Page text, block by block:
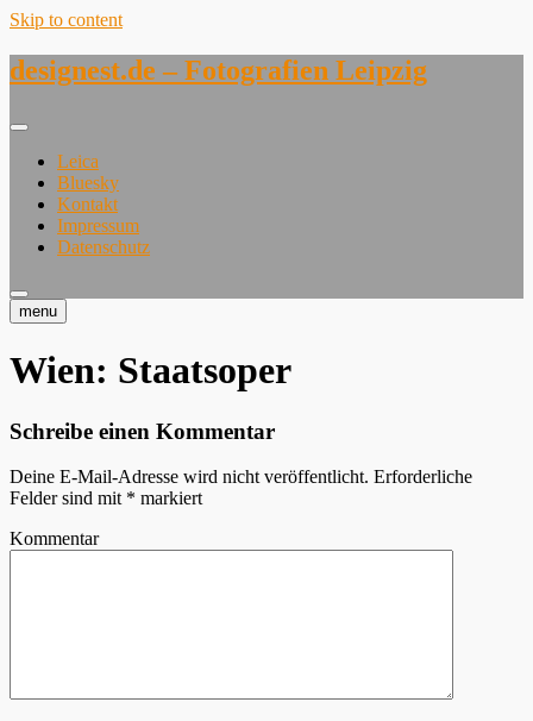
Skip to content
designest.de – Fotografien Leipzig
Leica
Bluesky
Kontakt
Impressum
Datenschutz
menu
Wien: Staatsoper
Schreibe einen Kommentar
Deine E-Mail-Adresse wird nicht veröffentlicht. Erforderliche
Felder sind mit * markiert
Kommentar